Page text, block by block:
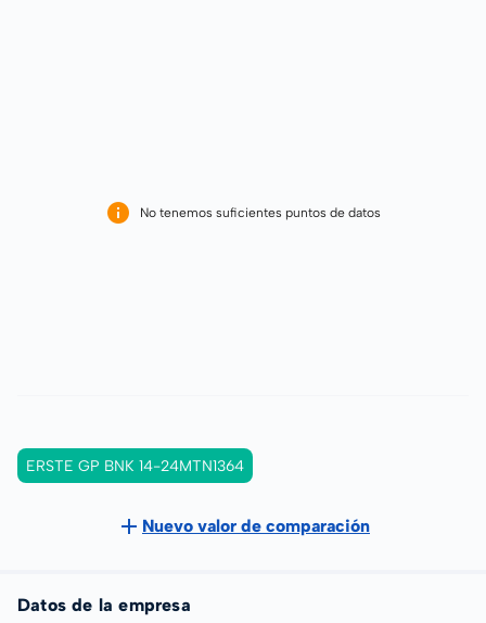
No tenemos suficientes puntos de datos
ERSTE GP BNK 14-24MTN1364
Nuevo valor de comparación
Datos de la empresa